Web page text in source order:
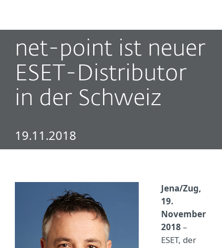
net-point ist neuer
ESET-Distributor
in der Schweiz
19.11.2018
Jena/Zug,
19.
November
2018 –
ESET, der